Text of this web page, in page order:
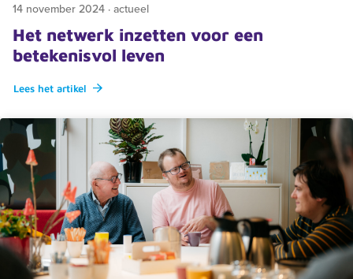
14 november 2024 · actueel
Het netwerk inzetten voor een
betekenisvol leven
Lees het artikel